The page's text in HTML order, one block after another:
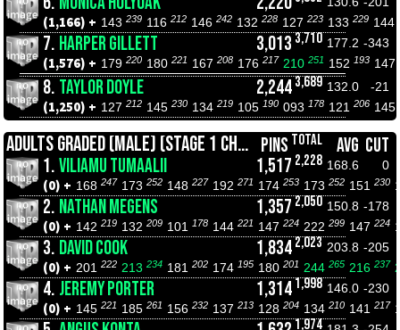
(1,166) + 143 239 116 212 146 242 132 228 127 223 133 229 144
7. HARPER GILLETT 3,013 3,710 177.2 -343
(1,576) + 179 220 180 221 167 208 176 217 210 251 152 193 147
8. TAYLOR DOYLE 2,2443,689 132.0 -21
(1,250) + 127 212 145 230 134 219 105 190 093 178 121 206 145
ADULTS GRADED (MALE) (STAGE 1 CHAMPIONSHIPS) PINS TOTAL AVG CUT
1.VILIAMU TUMAALII 1,517 2,228 168.6 0
(0) + 168 247 173 252 148 227 192 271 174 253 173 252 151 230
2. NATHAN MEGENS 1,357 2,050 150.8 -178
(0) + 142 219 132 209 101 178 144 221 147 224 222 299 147 224
3. DAVID COOK 1,8342,023 203.8 -205
(0) + 201 222 213 234 181 202 174 195 180 201 244 265 216 237
4. JEREMY PORTER 1,3141,998 146.0 -230
(0) + 145 221 185 261 156 232 137 213 128 204 134 210 141 217
1,974